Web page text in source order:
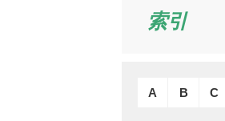
索引
A B C